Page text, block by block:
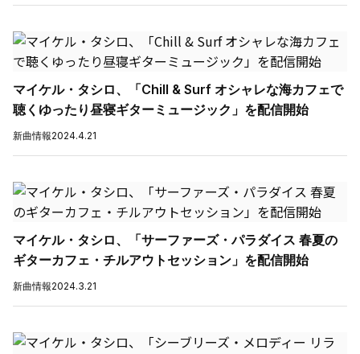
マイケル・タシロ、「Chill & Surf オシャレな海カフェで
聴くゆったり昼寝ギターミュージック」を配信開始
新曲情報2024.4.21
マイケル・タシロ、「サーファーズ・パラダイス 春夏の
ギターカフェ・チルアウトセッション」を配信開始
新曲情報2024.3.21